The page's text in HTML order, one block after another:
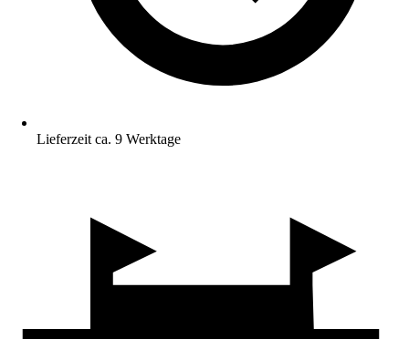
Lieferzeit ca. 9 Werktage